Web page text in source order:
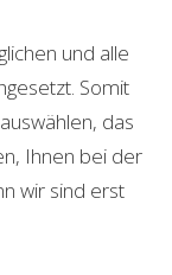
und alle
Somit
das
Ihnen bei der
wir sind erst